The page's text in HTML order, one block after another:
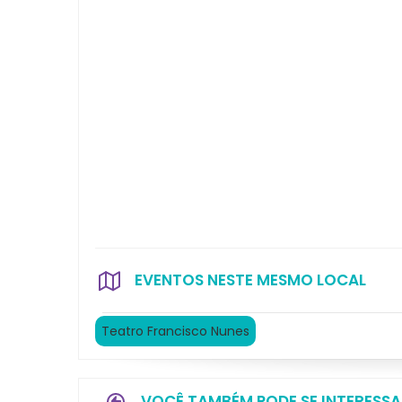
EVENTOS NESTE MESMO LOCAL
Teatro Francisco Nunes